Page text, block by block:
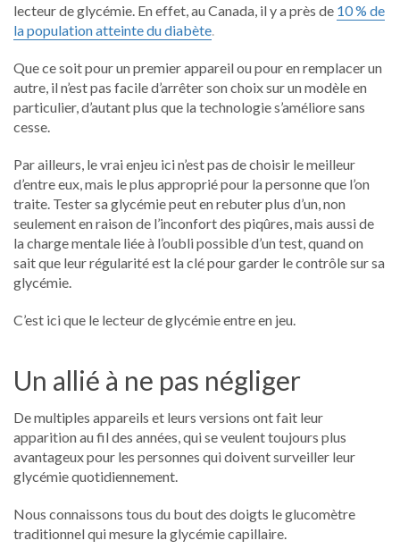
lecteur de glycémie. En effet, au Canada, il y a près de 10 % de
la population atteinte du diabète
Que ce soit pour un premier appareil ou pour en remplacer un
autre, il n’est pas facile d’arrêter son choix sur un modèle en
particulier, d’autant plus que la technologie s’améliore sans
cesse.
Par ailleurs, le vrai enjeu ici n’est pas de choisir le meilleur
d’entre eux, mais le plus approprié pour la personne que l’on
traite. Tester sa glycémie peut en rebuter plus d’un, non
seulement en raison de l’inconfort des piqûres, mais aussi de
la charge mentale liée à l’oubli possible d’un test, quand on
sait que leur régularité est la clé pour garder le contrôle sur sa
glycémie.
C’est ici que le lecteur de glycémie entre en jeu.
Un allié à ne pas négliger
De multiples appareils et leurs versions ont fait leur
apparition au fil des années, qui se veulent toujours plus
avantageux pour les personnes qui doivent surveiller leur
glycémie quotidiennement.
Nous connaissons tous du bout des doigts le glucomètre
traditionnel qui mesure la glycémie capillaire.